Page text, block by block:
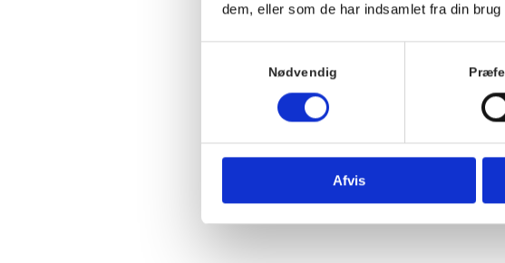
dem, eller som de har indsamlet fra din brug
Nødvendig
Afvis